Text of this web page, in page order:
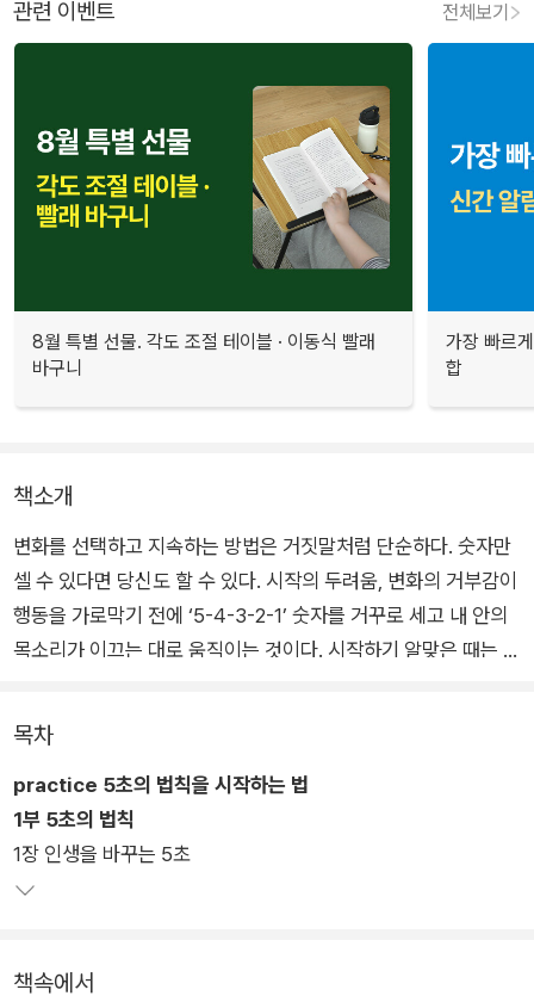
관련 이벤트 전체보기
8월 특별 선물. 각도 조절 테이블 · 이동식 빨래
바구니
가장 빠르
합
책소개
변화를 선택하고 지속하는 방법은 거짓말처럼 단순하다. 숫자만
셀 수 있다면 당신도 할 수 있다. 시작의 두려움, 변화의 거부감이
행동을 가로막기 전에 ‘5-4-3-2-1’ 숫자를 거꾸로 세고 내 안의
목소리가 이끄는 대로 움직이는 것이다. 시작하기 알맞은 때는 없
귀를 기울이고 즉시 행동해야 한다. <5초의 법칙>은 내면의 목
소리에 집중하고 행동으로 나타나게 만드는 특별한 방법과 증언
을 우리에게 보여준다.
지금 이 순간 변화를 시작하고 지속하게 만드는 ‘5초의 법칙’은
우연한 기회에 만들어졌다. TV에서 본 로켓 발사 장면이 힌트였
고 계획했다. 다음날 아침 운 좋게 계획이 기억났고, 거짓말처럼
목차
practice 5초의 법칙을 시작하는 법
1부 5초의 법칙
1장 인생을 바꾸는 5초
책속에서